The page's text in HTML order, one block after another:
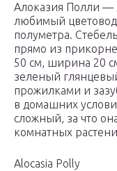
Алоказия Полли —
любимый
полуметра.
прямо из
50 см, ширина 20
зеленый
прожилками и
в домашних
сложный, за что
комнатных
Alocasia Polly